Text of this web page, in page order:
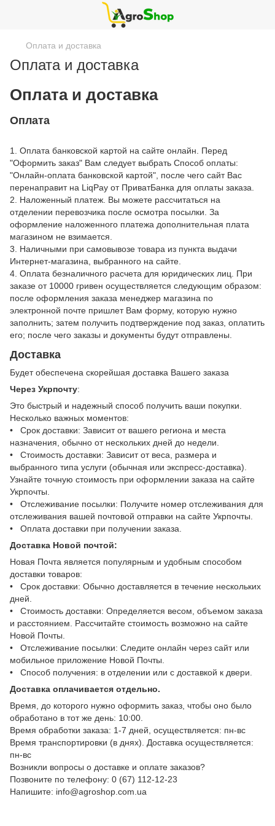
Оплата и доставка
Оплата и доставка
Оплата и доставка
Оплата
1. Оплата банковской картой на сайте онлайн. Перед
"Оформить заказ" Вам следует выбрать Способ оплаты:
"Онлайн-оплата банковской картой", после чего сайт Вас
перенаправит на LiqPay от ПриватБанка для оплаты заказа.
2. Наложенный платеж. Вы можете рассчитаться на
отделении перевозчика после осмотра посылки. За
оформление наложенного платежа дополнительная плата
магазином не взимается.
3. Наличными при самовывозе товара из пункта выдачи
Интернет-магазина, выбранного на сайте.
4. Оплата безналичного расчета для юридических лиц. При
заказе от 10000 гривен осуществляется следующим образом:
после оформления заказа менеджер магазина по
электронной почте пришлет Вам форму, которую нужно
заполнить; затем получить подтверждение под заказ, оплатить
его; после чего заказы и документы будут отправлены.
Доставка
Будет обеспечена скорейшая доставка Вашего заказа
Через Укрпочту:
Это быстрый и надежный способ получить ваши покупки.
Несколько важных моментов:
• Срок доставки: Зависит от вашего региона и места
назначения, обычно от нескольких дней до недели.
• Стоимость доставки: Зависит от веса, размера и
выбранного типа услуги (обычная или экспресс-доставка).
Узнайте точную стоимость при оформлении заказа на сайте
Укрпочты.
• Отслеживание посылки: Получите номер отслеживания для
отслеживания вашей почтовой отправки на сайте Укрпочты.
• Оплата доставки при получении заказа.
Доставка Новой почтой:
Новая Почта является популярным и удобным способом
доставки товаров:
• Срок доставки: Обычно доставляется в течение нескольких
дней.
• Стоимость доставки: Определяется весом, объемом заказа
и расстоянием. Рассчитайте стоимость возможно на сайте
Новой Почты.
• Отслеживание посылки: Следите онлайн через сайт или
мобильное приложение Новой Почты.
• Способ получения: в отделении или с доставкой к двери.
Доставка оплачивается отдельно.
Время, до которого нужно оформить заказ, чтобы оно было
обработано в тот же день: 10:00.
Время обработки заказа: 1-7 дней, осуществляется: пн-вс
Время транспортировки (в днях). Доставка осуществляется:
пн-вс
Возникли вопросы о доставке и оплате заказов?
Позвоните по телефону: 0 (67) 112-12-23
Напишите: info@agroshop.com.ua